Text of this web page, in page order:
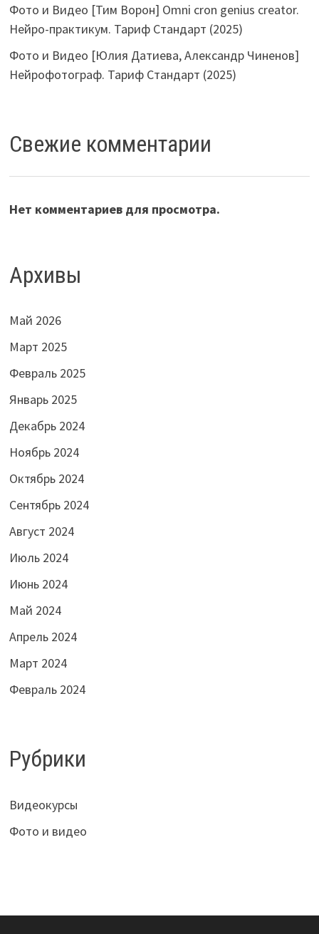
Фото и Видео [Тим Ворон] Omni cron genius creator.
Нейро-практикум. Тариф Стандарт (2025)
Фото и Видео [Юлия Датиева, Александр Чиненов]
Нейрофотограф. Тариф Стандарт (2025)
Свежие комментарии
Нет комментариев для просмотра.
Архивы
Май 2026
Март 2025
Февраль 2025
Январь 2025
Декабрь 2024
Ноябрь 2024
Октябрь 2024
Сентябрь 2024
Август 2024
Июль 2024
Июнь 2024
Май 2024
Апрель 2024
Март 2024
Февраль 2024
Рубрики
Видеокурсы
Фото и видео